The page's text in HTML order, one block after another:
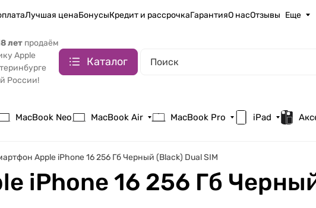
Лучшая ценаБонусыКредит и рассрочкаГарантияО насОтзывы Еще
лет продаём
Apple
России!
Каталог
MacBook Neo MacBook Air MacBook Pro iPad
Apple iPhone 16 256 Гб Черный (Black) Dual SIM
iPhone 16 256 Гб